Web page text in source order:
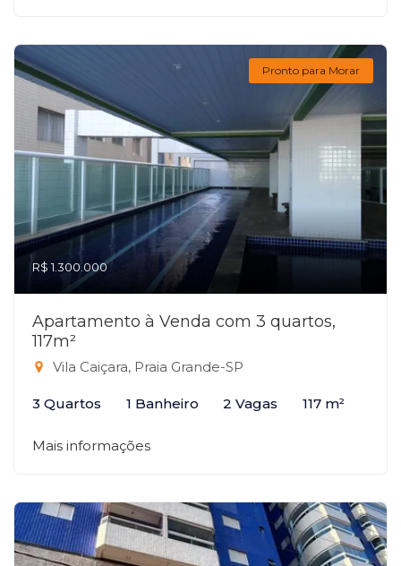
Pronto para Morar
R$ 1.300.000
Apartamento à Venda com 3 quartos,
117m²
Vila Caiçara, Praia Grande-SP
3 Quartos 1 Banheiro 2 Vagas 117 m²
Mais informações